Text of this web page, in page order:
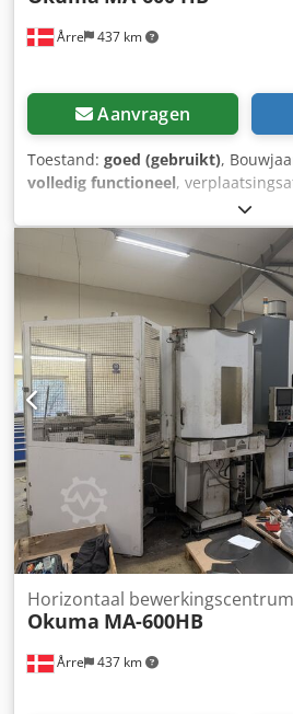
Årre 437 km
Aanvragen
Toestand: goed (gebruikt),
volledig functioneel,
,
mm, spilsnelheid (max.):6.000 rpm
aantal posities in het
Gebruikte Okuma MA-600HB
bewerkingscentrum Bouwjaar:
6000 omw/min Z – 810 mm X –
Gereedschapsmagazijn voor 150
Csdpfxjyrf I Ae Ahmeha 1 spil 4
hebben 2 stuks. Prijs is per stuk, af
Årre 437 km
Horizontaal bewerkingscentrum
Okuma MA-600HB